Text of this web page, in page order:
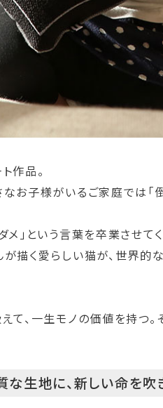
作品。
お子様がいるご家庭では「
メ」という言葉を卒業させて
描く愛らしい猫が、世界的
て、一生モノの価値を持つ
生地に、新しい命を吹